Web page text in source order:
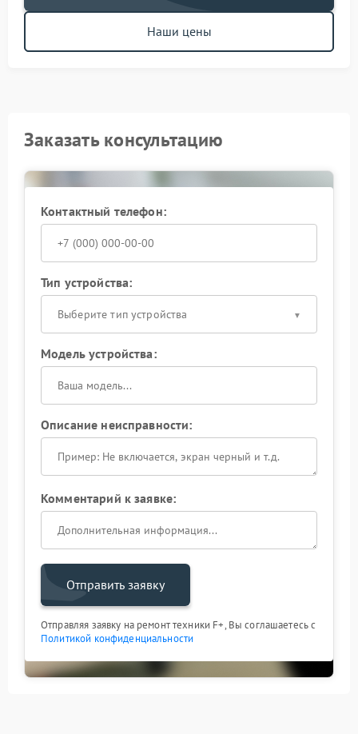
Наши цены
Заказать консультацию
Контактный телефон:
Тип устройства:
Выберите тип устройства
Модель устройства:
Описание неисправности:
Комментарий к заявке:
Отправить заявку
Отправляя заявку на ремонт техники F+, Вы соглашаетесь с
Политикой конфиденциальности